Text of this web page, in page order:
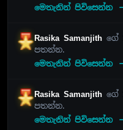
මෙතැනින් පිවිසෙන්න
Rasika Samanjithගේ
පතන්න.
මෙතැනින් පිවිසෙන්න
Rasika Samanjithගේ
පතන්න.
මෙතැනින් පිවිසෙන්න